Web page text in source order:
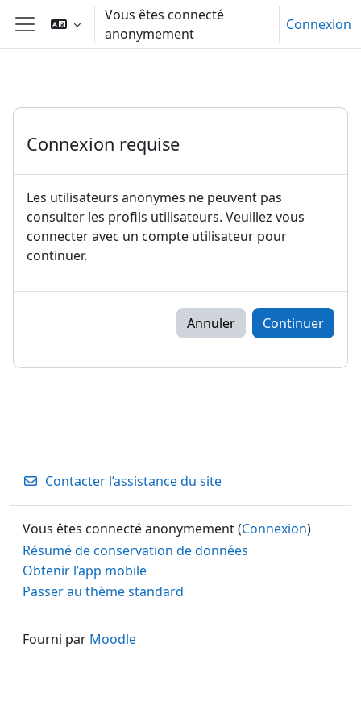
Passer au contenu principal
Panneau latéral
Vous êtes connecté
anonymement
Connexion
Connexion requise
Les utilisateurs anonymes ne peuvent pas
consulter les profils utilisateurs. Veuillez vous
connecter avec un compte utilisateur pour
continuer.
Annuler Continuer
Contacter l’assistance du site
Vous êtes connecté anonymement (Connexion)
Résumé de conservation de données
Obtenir l’app mobile
Passer au thème standard
Fourni par Moodle